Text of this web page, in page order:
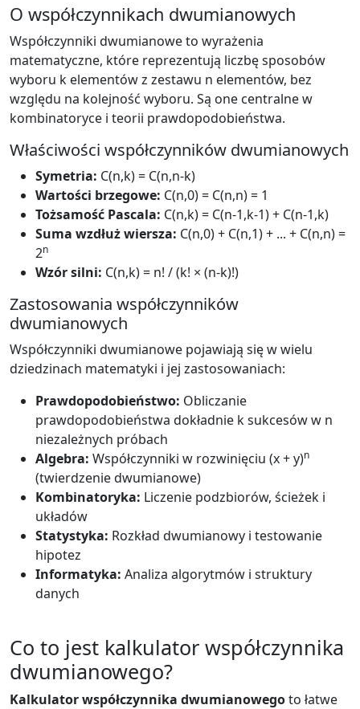
O współczynnikach dwumianowych
Współczynniki dwumianowe to wyrażenia
matematyczne, które reprezentują liczbę sposobów
wyboru k elementów z zestawu n elementów, bez
względu na kolejność wyboru. Są one centralne w
kombinatoryce i teorii prawdopodobieństwa.
Właściwości współczynników dwumianowych
Symetria: C(n,k) = C(n,n-k)
Wartości brzegowe: C(n,0) = C(n,n) = 1
Tożsamość Pascala: C(n,k) = C(n-1,k-1) + C(n-1,k)
Suma wzdłuż wiersza: C(n,0) + C(n,1) + ... + C(n,n) =
2n
Wzór silni: C(n,k) = n! / (k! × (n-k)!)
Zastosowania współczynników
dwumianowych
Współczynniki dwumianowe pojawiają się w wielu
dziedzinach matematyki i jej zastosowaniach:
Prawdopodobieństwo: Obliczanie
prawdopodobieństwa dokładnie k sukcesów w n
niezależnych próbach
Algebra: Współczynniki w rozwinięciu (x + y)n
(twierdzenie dwumianowe)
Kombinatoryka: Liczenie podzbiorów, ścieżek i
układów
Statystyka: Rozkład dwumianowy i testowanie
hipotez
Informatyka: Analiza algorytmów i struktury
danych
Co to jest kalkulator współczynnika
dwumianowego?
Kalkulator współczynnika dwumianowegoto łatwe